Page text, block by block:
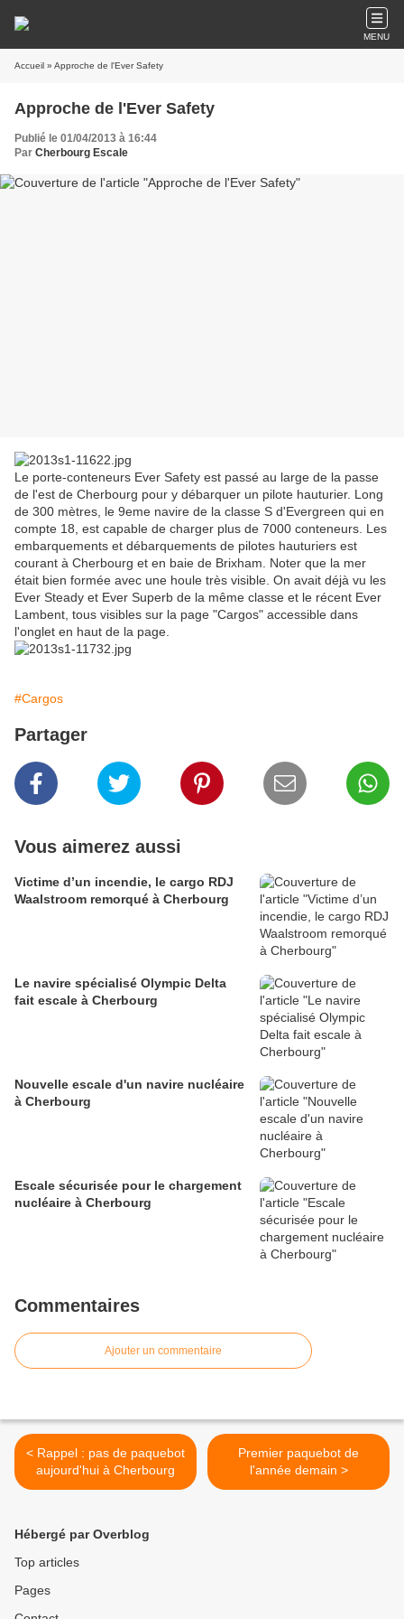
MENU
Accueil » Approche de l'Ever Safety
Approche de l'Ever Safety
Publié le 01/04/2013 à 16:44
Par Cherbourg Escale
Le porte-conteneurs Ever Safety est passé au large de la passe
de l'est de Cherbourg pour y débarquer un pilote hauturier. Long
de 300 mètres, le 9eme navire de la classe S d'Evergreen qui en
compte 18, est capable de charger plus de 7000 conteneurs. Les
embarquements et débarquements de pilotes hauturiers est
courant à Cherbourg et en baie de Brixham. Noter que la mer
était bien formée avec une houle très visible. On avait déjà vu les
Ever Steady et Ever Superb de la même classe et le récent Ever
Lambent, tous visibles sur la page "Cargos" accessible dans
l'onglet en haut de la page.
#Cargos
Partager
Vous aimerez aussi
Victime d’un incendie, le cargo RDJ
Waalstroom remorqué à Cherbourg
Le navire spécialisé Olympic Delta
fait escale à Cherbourg
Nouvelle escale d'un navire nucléaire
à Cherbourg
Escale sécurisée pour le chargement
nucléaire à Cherbourg
Commentaires
Ajouter un commentaire
< Rappel : pas de paquebot
aujourd'hui à Cherbourg
Premier paquebot de
l'année demain >
Hébergé par Overblog
Top articles
Pages